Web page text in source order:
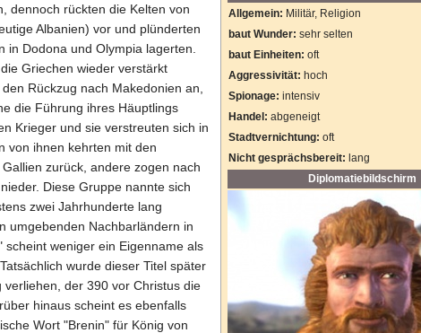
Allgemein: Militär, Religion
baut Wunder: sehr selten
baut Einheiten: oft
Aggressivität: hoch
Spionage: intensiv
Handel: abgeneigt
Stadtvernichtung: oft
Nicht gesprächsbereit: lang
Diplomatiebildschirm
dennoch rückten die Kelten von
Albanien) vor und plünderten
in Dodona und Olympia lagerten.
Griechen wieder verstärkt
Rückzug nach Makedonien an,
die Führung ihres Häuptlings
Krieger und sie verstreuten sich in
von ihnen kehrten mit den
zurück, andere zogen nach
Diese Gruppe nannte sich
zwei Jahrhunderte lang
umgebenden Nachbarländern in
weniger ein Eigenname als
wurde dieser Titel später
der 390 vor Christus die
hinaus scheint es ebenfalls
Wort "Brenin" für König von